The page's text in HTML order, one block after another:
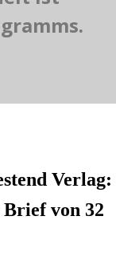
Verlag:
von 32